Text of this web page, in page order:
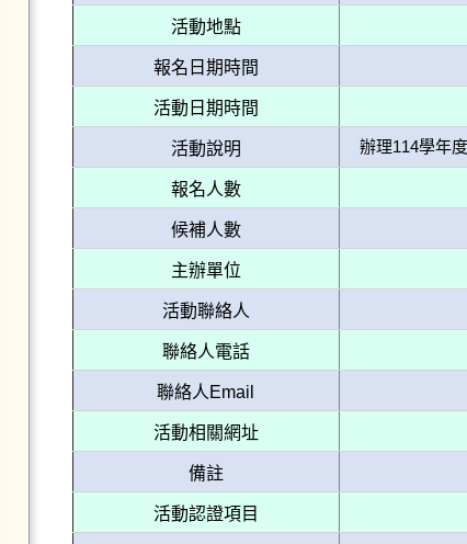
活動地點
報名日期時間
活動日期時間
活動說明 辦理114學年
報名人數
候補人數
主辦單位
活動聯絡人
聯絡人電話
聯絡人Email
活動相關網址
備註
活動認證項目